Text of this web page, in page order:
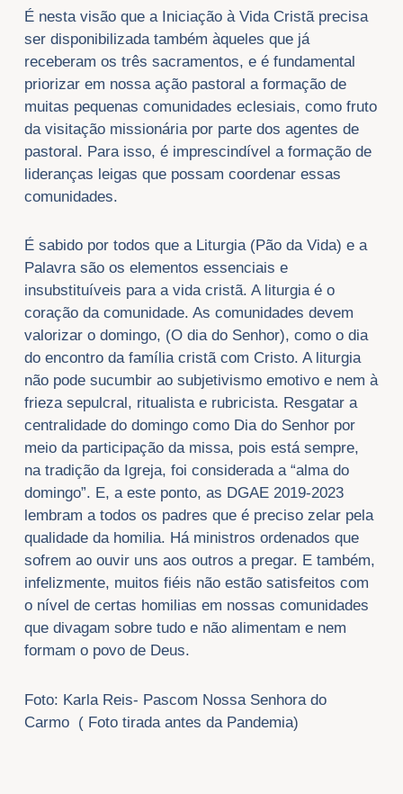
É nesta visão que a Iniciação à Vida Cristã precisa
ser disponibilizada também àqueles que já
receberam os três sacramentos, e é fundamental
priorizar em nossa ação pastoral a formação de
muitas pequenas comunidades eclesiais, como fruto
da visitação missionária por parte dos agentes de
pastoral. Para isso, é imprescindível a formação de
lideranças leigas que possam coordenar essas
comunidades.
É sabido por todos que a Liturgia (Pão da Vida) e a
Palavra são os elementos essenciais e
insubstituíveis para a vida cristã. A liturgia é o
coração da comunidade. As comunidades devem
valorizar o domingo, (O dia do Senhor), como o dia
do encontro da família cristã com Cristo. A liturgia
não pode sucumbir ao subjetivismo emotivo e nem à
frieza sepulcral, ritualista e rubricista. Resgatar a
centralidade do domingo como Dia do Senhor por
meio da participação da missa, pois está sempre,
na tradição da Igreja, foi considerada a “alma do
domingo”. E, a este ponto, as DGAE 2019-2023
lembram a todos os padres que é preciso zelar pela
qualidade da homilia. Há ministros ordenados que
sofrem ao ouvir uns aos outros a pregar. E também,
infelizmente, muitos fiéis não estão satisfeitos com
o nível de certas homilias em nossas comunidades
que divagam sobre tudo e não alimentam e nem
formam o povo de Deus.
Foto: Karla Reis- Pascom Nossa Senhora do
Carmo ( Foto tirada antes da Pandemia)